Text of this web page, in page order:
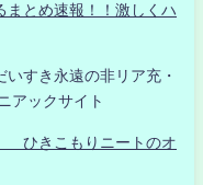
まとめ速報！！激しくハ
すき永遠の非リア充・
アックサイト
ひきこもりニートのオ